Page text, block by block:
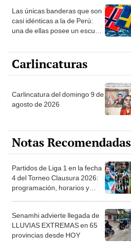
sabía sobre su pasado
Las únicas banderas que son
casi idénticas a la de Perú:
una de ellas posee un escudo
Carlincaturas
Carlincatura del domingo 9 de
agosto de 2026
Notas Recomendadas
Partidos de Liga 1 en la fecha
4 del Torneo Clausura 2026:
programación, horarios y
Senamhi advierte llegada de
LLUVIAS EXTREMAS en 65
provincias desde HOY